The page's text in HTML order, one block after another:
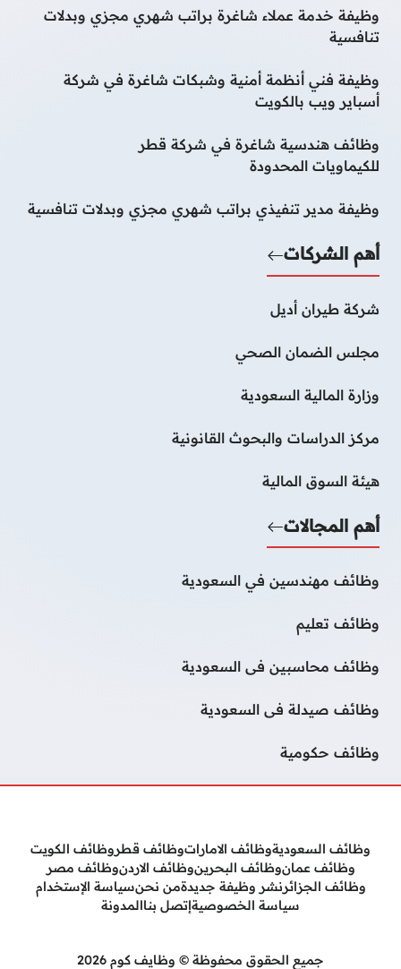
وظيفة خدمة عملاء شاغرة براتب شهري مجزي وبدلات
تنافسية
وظيفة فني أنظمة أمنية وشبكات شاغرة في شركة
أسباير ويب بالكويت
وظائف هندسية شاغرة في شركة قطر
للكيماويات المحدودة
وظيفة مدير تنفيذي براتب شهري مجزي وبدلات تنافسية
أهم الشركات
شركة طيران أديل
مجلس الضمان الصحي
وزارة المالية السعودية
مركز الدراسات والبحوث القانونية
هيئة السوق المالية
أهم المجالات
وظائف مهندسين في السعودية
وظائف تعليم
وظائف محاسبين فى السعودية
وظائف صيدلة فى السعودية
وظائف حكومية
وظائف السعوديةوظائف الاماراتوظائف قطروظائف الكويت
وظائف عمانوظائف البحرينوظائف الاردنوظائف مصر
وظائف الجزائرنشر وظيفة جديدةمن نحنسياسة الإستخدام
سياسة الخصوصيةإتصل بناالمدونة
جميع الحقوق محفوظة © وظايف كوم 2026